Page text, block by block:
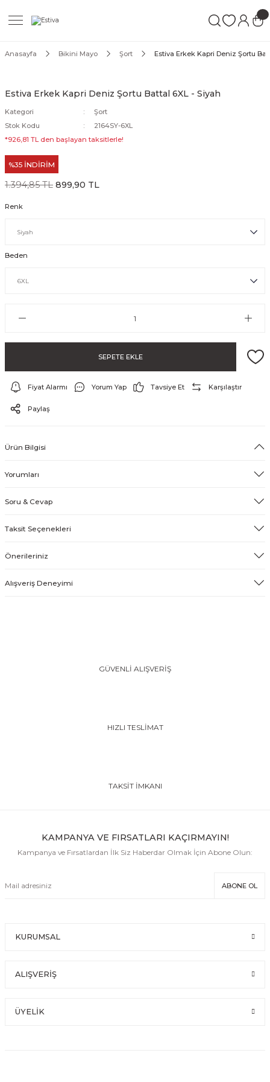
ve Şort
Anasayfa Bikini Mayo Şort Estiva Erkek Kapri Deniz Şortu
Estiva Erkek Kapri Deniz Şortu Battal 6XL - Siyah
Kategori
Şort
Stok Kodu
2164SY-6XL
*926,81 TL den başlayan taksitlerle!
%35 İNDİRİM
1.394,85 TL 899,90 TL
Renk
Beden
SEPETE EKLE
Fiyat Alarmı Yorum Yap Tavsiye Et Karşılaştır
Paylaş
Ürün Bilgisi
Yorumları
Soru & Cevap
Taksit Seçenekleri
Önerileriniz
Alışveriş Deneyimi
GÜVENLİ ALIŞVERİŞ
HIZLI TESLİMAT
TAKSİT İMKANI
KAMPANYA VE FIRSATLARI KAÇIRMAYIN!
Kampanya ve Fırsatlardan İlk Siz Haberdar Olmak İçin Abone Olun:
ABONE OL
KURUMSAL
ALIŞVERİŞ
ÜYELİK